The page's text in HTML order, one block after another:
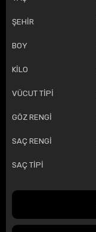
ŞEHİR
BOY
KİLO
VÜCUT TİPİ
GÖZ RENGİ
SAÇ RENGİ
SAÇ TİPİ